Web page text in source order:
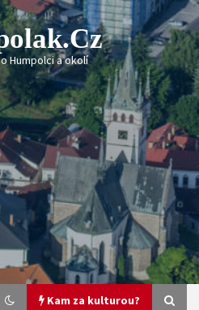
o Humpolci a okolí
Kam za kulturou?